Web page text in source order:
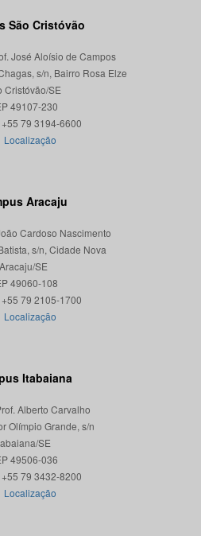
São Cristóvão
José Aloísio de Campos
s/n, Bairro Rosa Elze
Cristóvão/SE
49107-230
Localização
Aracaju
Cardoso Nascimento
s/n, Cidade Nova
Aracaju/SE
49060-108
Localização
Itabaiana
Alberto Carvalho
Olímpio Grande, s/n
SE
49506-036
Localização